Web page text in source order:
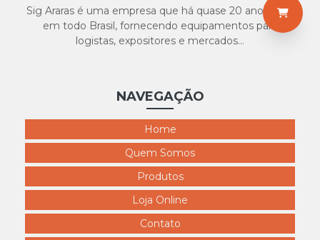
4122 ps cueca s9
4123 PVC Masculino
Sig Araras é uma empresa que há quase 20 anos atua
em todo Brasil, fornecendo equipamentos para
logistas, expositores e mercados...
NAVEGAÇÃO
Home
Quem Somos
Produtos
Loja Online
Contato